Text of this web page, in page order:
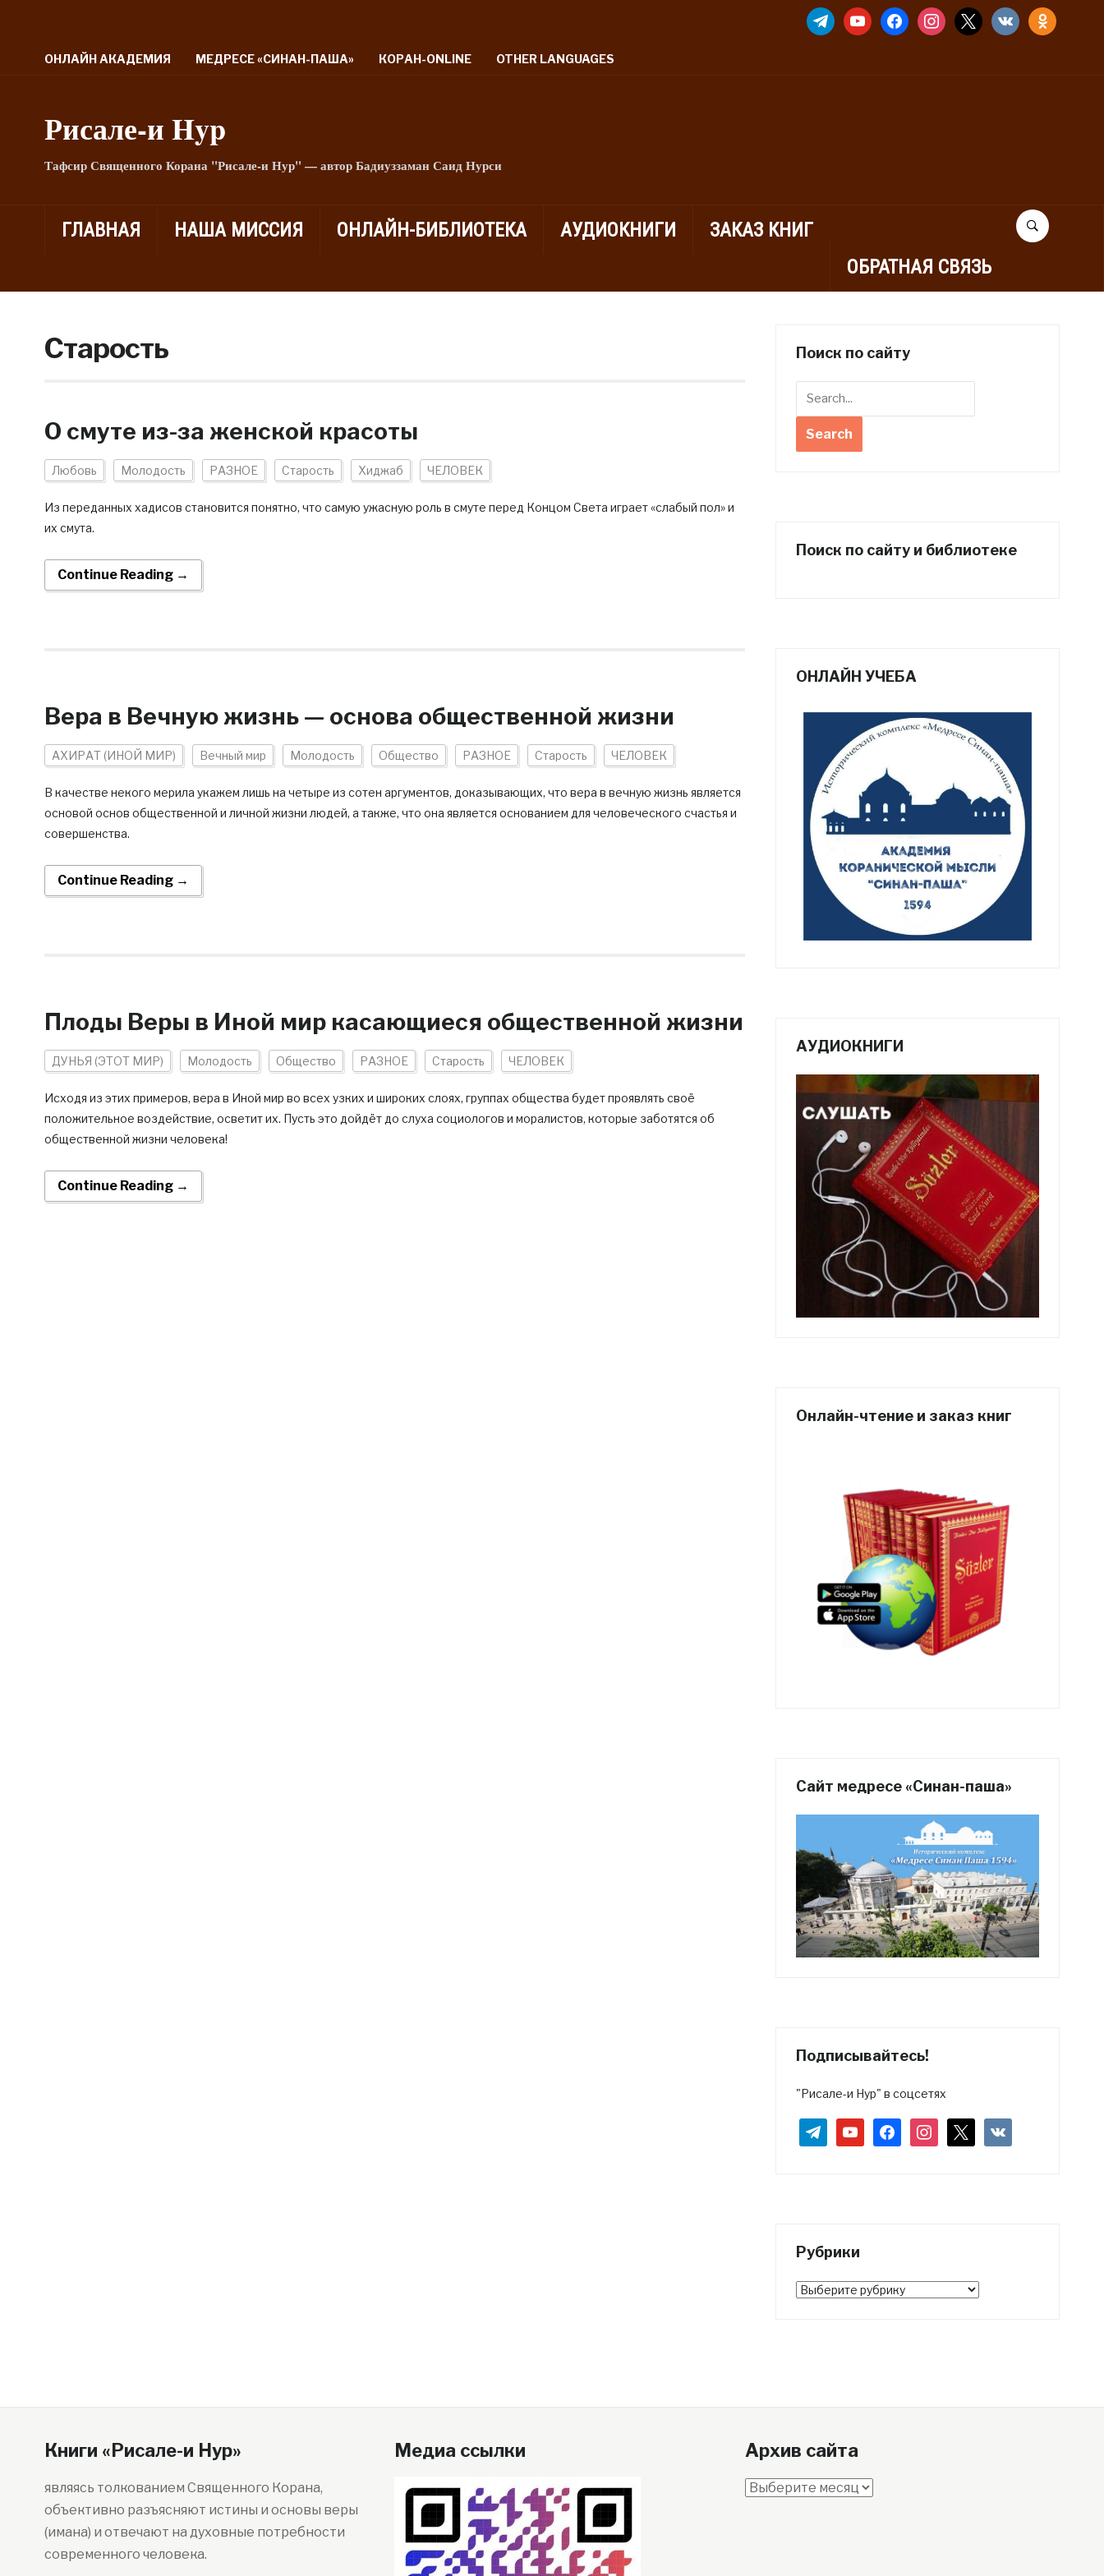
TELEGRAMYOUTUBEFACEBOOKINSTAGRAM
X VKONTAKTE
ОНЛАЙН АКАДЕМИЯ МЕДРЕСЕ «СИНАН-ПАША» КОРАН-ONLINE OTHER LANGUAGES
Рисале-и Hyp
Тафсир Священного Корана "Рисале-и Нур" — автор Бадиуззаман Саид Нурси
ГЛАВНАЯ НАША МИССИЯ ОНЛАЙН-БИБЛИОТЕКА АУДИОКНИГИ
ЗАКАЗ КНИГ
ОБРАТНАЯ СВЯЗЬ
Старость
О смуте из-за женской красоты
Любовь Молодость РАЗНОЕ Старость Хиджаб ЧЕЛОВЕК
Из переданных хадисов становится понятно, что самую ужасную роль в смуте перед Концом Света играет «слабый пол» и
их смута.
Continue Reading →
Вера в Вечную жизнь — основа общественной жизни
АХИРАТ (ИНОЙ МИР) Вечный мир Молодость Общество РАЗНОЕ Старость ЧЕЛОВЕК
В качестве некого мерила укажем лишь на четыре из сотен аргументов, доказывающих, что вера в вечную жизнь является
основой основ общественной и личной жизни людей, а также, что она является основанием для человеческого счастья и
совершенства.
Continue Reading →
Плоды Веры в Иной мир касающиеся общественной жизни
ДУНЬЯ (ЭТОТ МИР) Молодость Общество РАЗНОЕ Старость ЧЕЛОВЕК
Исходя из этих примеров, вера в Иной мир во всех узких и широких слоях, группах общества будет проявлять своё
положительное воздействие, осветит их. Пусть это дойдёт до слуха социологов и моралистов, которые заботятся об
общественной жизни человека!
Continue Reading →
Поиск по сайту
Поиск по сайту и библиотеке
ОНЛАЙН УЧЕБА
АУДИОКНИГИ
Онлайн-чтение и заказ книг
Сайт медресе «Синан-паша»
Подписывайтесь!
"Рисале-и Нур" в соцсетях
telegramyoutubefacebookinstagram vkontakte
Рубрики
Рубрики
Книги «Рисале-и Нур»
являясь толкованием Священного Корана,
объективно разъясняют истины и основы веры
(имана) и отвечают на духовные потребности
современного человека.
Медиа ссылки Архив сайта
Архив